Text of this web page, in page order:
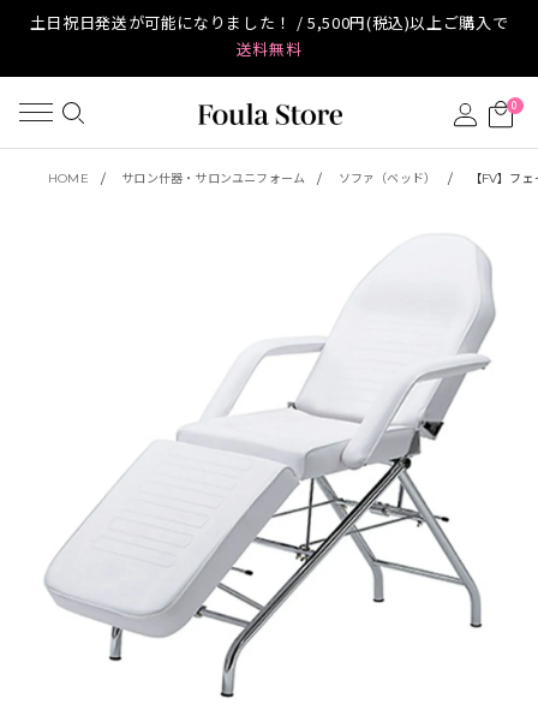
土日祝日発送が可能になりました！ / 5,500円(税込)以上ご購入で
送料無料
0
HOME サロン什器・サロンユニフォーム ソファ（ベッド） 【FV】フ